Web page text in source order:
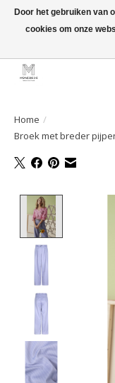
GRATIS verzending vanaf
Home /
Broek met breder
Door het gebruiken van
cookies om onze